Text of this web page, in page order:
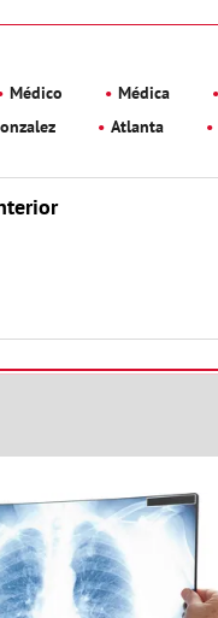
Médico Médica
Atlanta